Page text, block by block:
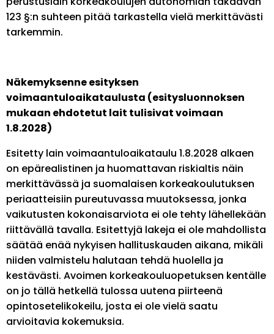
123 §:n suhteen pitää tarkastella vielä merkittävästi
tarkemmin.
Näkemyksenne esityksen
voimaantuloaikataulusta (esitysluonnoksen
mukaan ehdotetut lait tulisivat voimaan
1.8.2028)
Esitetty lain voimaantuloaikataulu 1.8.2028 alkaen
on epärealistinen ja huomattavan riskialtis näin
merkittävässä ja suomalaisen korkeakoulutuksen
periaatteisiin pureutuvassa muutoksessa, jonka
vaikutusten kokonaisarviota ei ole tehty lähellekään
riittävällä tavalla. Esitettyjä lakeja ei ole mahdollista
säätää enää nykyisen hallituskauden aikana, mikäli
niiden valmistelu halutaan tehdä huolella ja
kestävästi. Avoimen korkeakouluopetuksen kentälle
on jo tällä hetkellä tulossa uutena piirteenä
opintosetelikokeilu, josta ei ole vielä saatu
arvioitavia kokemuksia.